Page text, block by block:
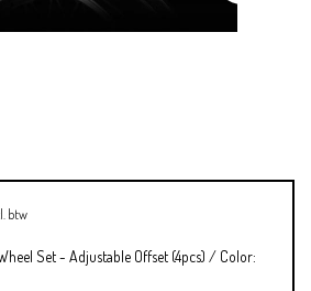
btw
Set - Adjustable Offset (4pcs) / Color: